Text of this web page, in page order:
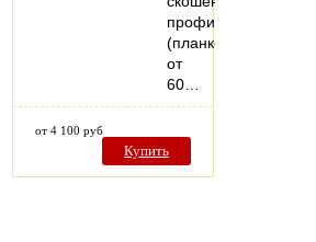
профилем
(планкен)
от
60…
от 4 100 руб
Купить